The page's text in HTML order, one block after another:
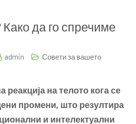
да го спречиме
admin
Совети за вашето
реакција на телото кога се
промени, што резултира
и интелектуални